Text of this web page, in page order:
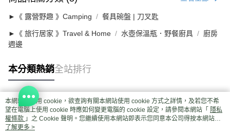
►《 露營野趣 》Camping 餐具碗盤 | 刀叉匙
►《 旅行居家 》Travel & Home 水壺保溫瓶．野餐廚具
廚房
週邊
本分類熱銷全站排行
熱門標籤
本網站中使用 cookie，欲查詢有關本網站使用 cookie 方式之詳情，及若您不希
望在電腦上使用 cookie 時應如何變更電腦的 cookie 設定，請參閱本網站「 隱私
權條款 」之 Cookie 聲明。您繼續使用本網站即表示您同意本公司得按本網站使
用條款之 Cookie 聲明使用 cookie。
了解更多 >